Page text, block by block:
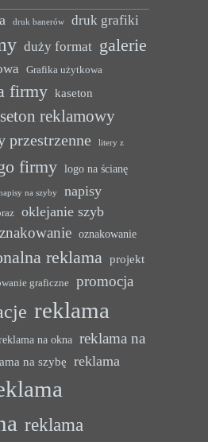
druk banerów druk grafiki
duży format galerie
Grafika użytkowa
firmy kaseton
reklamowy
przestrzenne litery z
firmy logo na ścianę
na szyby
napisy
oklejanie szyb
oznakowanie
reklama projekt
graficzne
promocja
reklama
na okna reklama na
na szybę reklama
reklama